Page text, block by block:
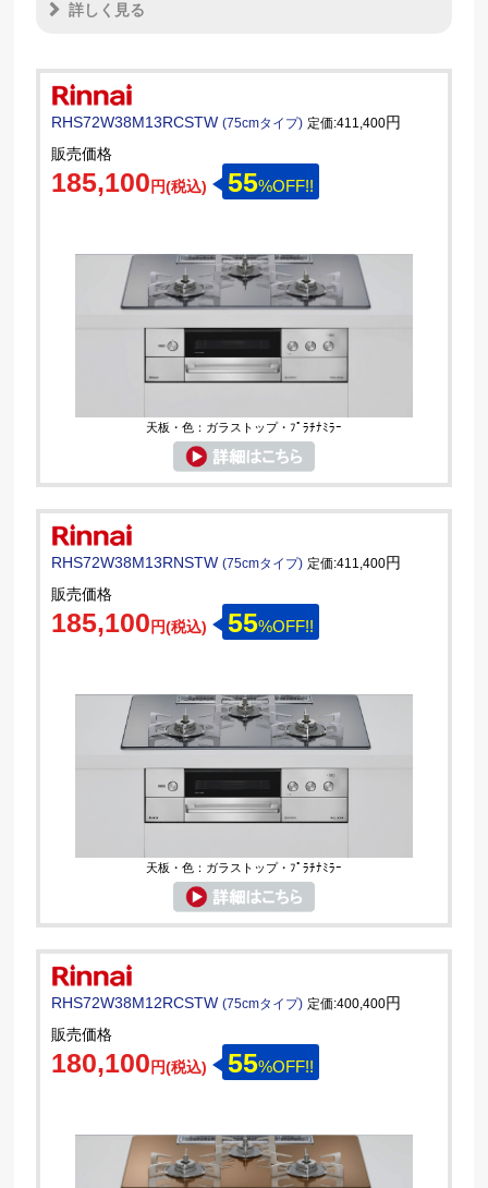
詳しく見る
RHS72W38M13RCSTW(75cmタイプ) 定価:411,400円
販売価格
185,100 円(税込) 55%OFF!!
天板・色：ガラストップ・ﾌﾟﾗﾁﾅﾐﾗｰ
RHS72W38M13RNSTW(75cmタイプ) 定価:411,400円
販売価格
185,100 円(税込) 55%OFF!!
天板・色：ガラストップ・ﾌﾟﾗﾁﾅﾐﾗｰ
RHS72W38M12RCSTW(75cmタイプ) 定価:400,400円
販売価格
180,100 円(税込) 55%OFF!!